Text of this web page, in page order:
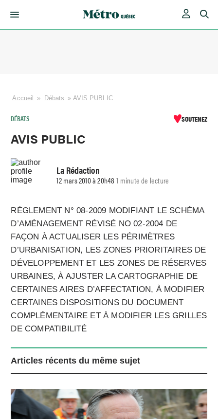
Accueil » Débats » AVIS PUBLIC
DÉBATS SOUTENEZ
AVIS PUBLIC
La Rédaction
12 mars 2010 à 20h48 1 minute de lecture
RÈGLEMENT N° 08-2009 MODIFIANT LE SCHÉMA
D’AMÉNAGEMENT RÉVISÉ NO 02-2004 DE
FAÇON À ACTUALISER LES PÉRIMÈTRES
D’URBANISATION, LES ZONES PRIORITAIRES DE
DÉVELOPPEMENT ET LES ZONES DE RÉSERVES
URBAINES, À AJUSTER LA CARTOGRAPHIE DE
CERTAINES AIRES D’AFFECTATION, À MODIFIER
CERTAINES DISPOSITIONS DU DOCUMENT
COMPLÉMENTAIRE ET À MODIFIER LES GRILLES
DE COMPATIBILITÉ
Articles récents du même sujet